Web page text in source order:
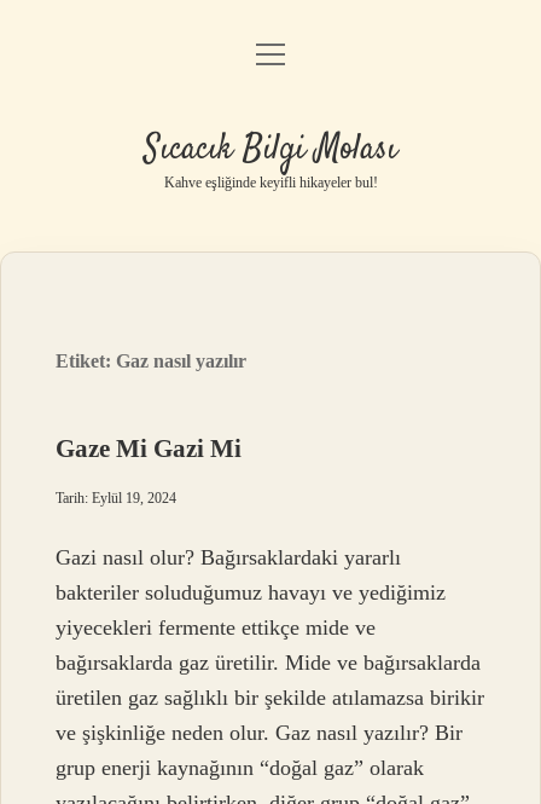
Anasayfa
Yasal Uyarı
menüyü
Sıcacık Bilgi Molası
Kahve eşliğinde keyifli hikayeler bul!
Etiket:Gaz nasıl yazılır
Gaze Mi Gazi Mi
Tarih: Eylül 19, 2024
Gazi nasıl olur? Bağırsaklardaki yararlı
bakteriler soluduğumuz havayı ve yediğimiz
yiyecekleri fermente ettikçe mide ve
bağırsaklarda gaz üretilir. Mide ve bağırsaklarda
üretilen gaz sağlıklı bir şekilde atılamazsa birikir
ve şişkinliğe neden olur. Gaz nasıl yazılır? Bir
grup enerji kaynağının “doğal gaz” olarak